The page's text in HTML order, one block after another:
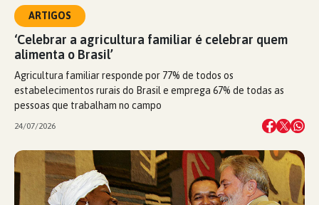
ARTIGOS
‘Celebrar a agricultura familiar é celebrar quem
alimenta o Brasil’
Agricultura familiar responde por 77% de todos os
estabelecimentos rurais do Brasil e emprega 67% de todas as
pessoas que trabalham no campo
24/07/2026